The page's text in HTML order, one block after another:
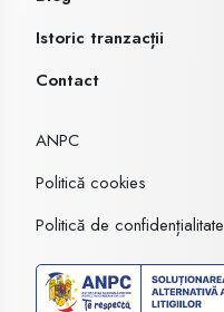
Istoric tranzacții
Contact
ANPC
Politică cookies
Politică de confidențialitate